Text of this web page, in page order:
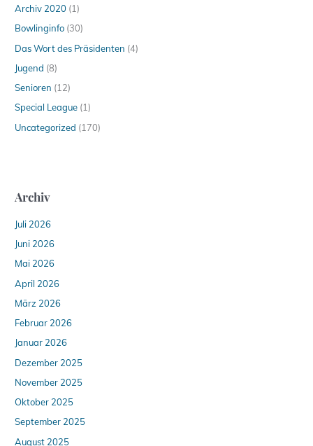
Archiv 2020 (1)
Bowlinginfo (30)
Das Wort des Präsidenten (4)
Jugend (8)
Senioren (12)
Special League (1)
Uncategorized (170)
Archiv
Juli 2026
Juni 2026
Mai 2026
April 2026
März 2026
Februar 2026
Januar 2026
Dezember 2025
November 2025
Oktober 2025
September 2025
August 2025